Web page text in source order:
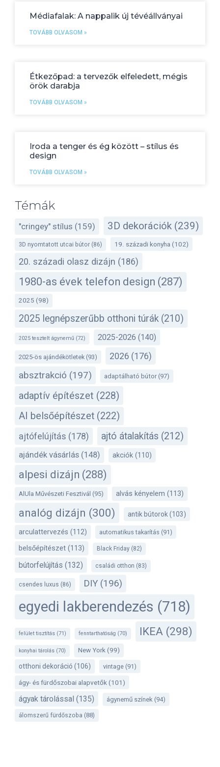
Médiafalak: A nappalik új tévéállványai
TOVÁBB OLVASOM »
Étkezőpad: a tervezők elfeledett, mégis
örök darabja
TOVÁBB OLVASOM »
Iroda a tenger és ég között – stílus és
design
TOVÁBB OLVASOM »
Témák
"cringey" stílus (159) 3D dekorációk (239)
3D nyomtatott utcai bútor (86) 19. századi konyha (102)
20. századi olasz dizájn (186)
1980-as évek telefon design (287)
2025 (98)
2025 legnépszerűbb otthoni túrák (210)
2025 tesztelt ágynemű (72) 2025-2026 (140)
2025-ös ajándékötletek (93) 2026 (176)
absztrakció (197) adaptálható bútor(97)
adaptív építészet (228)
AI belsőépítészet (222)
ajtófelújítás (178) ajtó átalakítás (212)
ajándék vásárlás (148) akciók (110)
alpesi dizájn (288)
AlUla Művészeti Fesztivál (95) alvás kényelem (113)
analóg dizájn (300) antik bútorok (103)
arculattervezés (112) automatikus takarítás (91)
belsőépítészet (113) Black Friday (82)
bútorfelújítás (132) családi otthon (83)
csendes luxus (86) DIY (196)
egyedi lakberendezés (718)
felület tisztítás (71) fenntarthatóság (70) IKEA (298)
konyhai tárolás (70) New York (99)
otthoni dekoráció (106) vintage (91)
ágy- és fürdőszobai alapvetők (101)
ágyak tárolással (135) ágynemű színek (94)
álomszerű fürdőszoba (88)